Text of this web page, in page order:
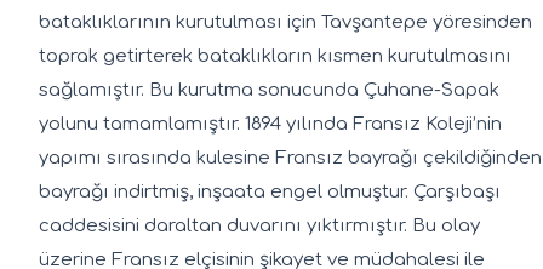
bataklıklarının kurutulması için Tavşantepe yöresinden
toprak getirterek bataklıkların kısmen kurutulmasını
sağlamıştır. Bu kurutma sonucunda Çuhane-Sapak
yolunu tamamlamıştır. 1894 yılında Fransız Koleji’nin
yapımı sırasında kulesine Fransız bayrağı çekildiğinden
bayrağı indirtmiş, inşaata engel olmuştur. Çarşıbaşı
caddesisini daraltan duvarını yıktırmıştır. Bu olay
üzerine Fransız elçisinin şikayet ve müdahalesi ile